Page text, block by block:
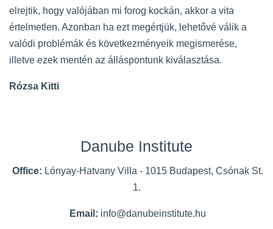
elrejtik, hogy valójában mi forog kockán, akkor a vita
értelmetlen. Azonban ha ezt megértjük, lehetővé válik a
valódi problémák és következményeik megismerése,
illetve ezek mentén az álláspontunk kiválasztása.
Rózsa Kitti
Danube Institute
Office: Lónyay-Hatvany Villa - 1015 Budapest, Csónak St.
1.
Email: info@danubeinstitute.hu